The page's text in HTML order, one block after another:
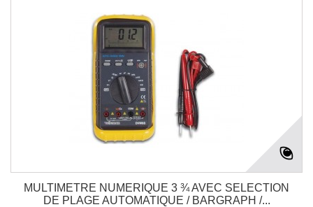
MULTIMETRE NUMERIQUE 3 ¾ AVEC SELECTION
DE PLAGE AUTOMATIQUE / BARGRAPH /...